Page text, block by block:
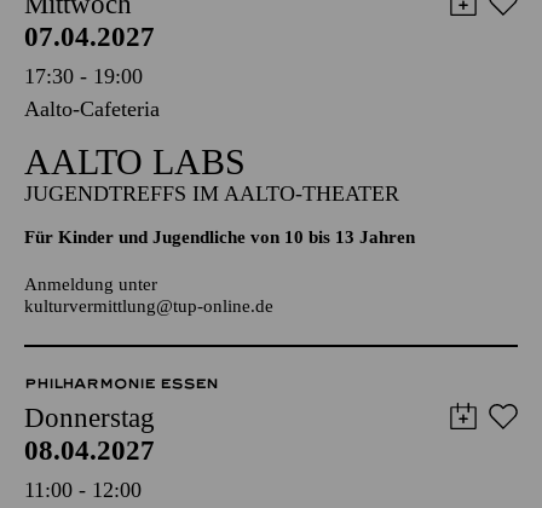
AALTO MUSIKTHEATER
AALTO BALLETT ESSEN
Mittwoch
07.04.2027
17:30 - 19:00
Aalto-Cafeteria
AALTO LABS
Für Kinder und Jugendliche von 10 bis 13 Jahren
kulturvermittlung@tup-online.de
PHILHARMONIE ESSEN
Donnerstag